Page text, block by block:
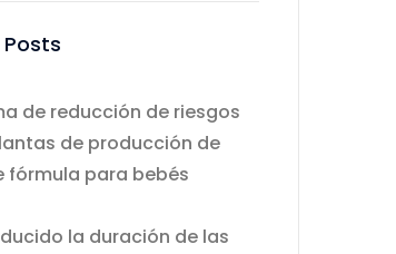
de reducción de riesgos
de producción de
fórmula para bebés
la duración de las